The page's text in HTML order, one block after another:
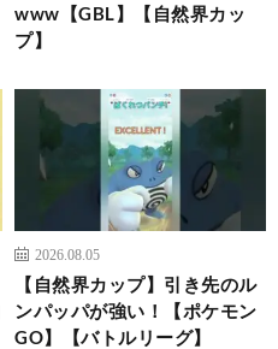
www【GBL】【自然界カッ
プ】
2026.08.05
【自然界カップ】引き先のル
ンパッパが強い！【ポケモン
GO】【バトルリーグ】